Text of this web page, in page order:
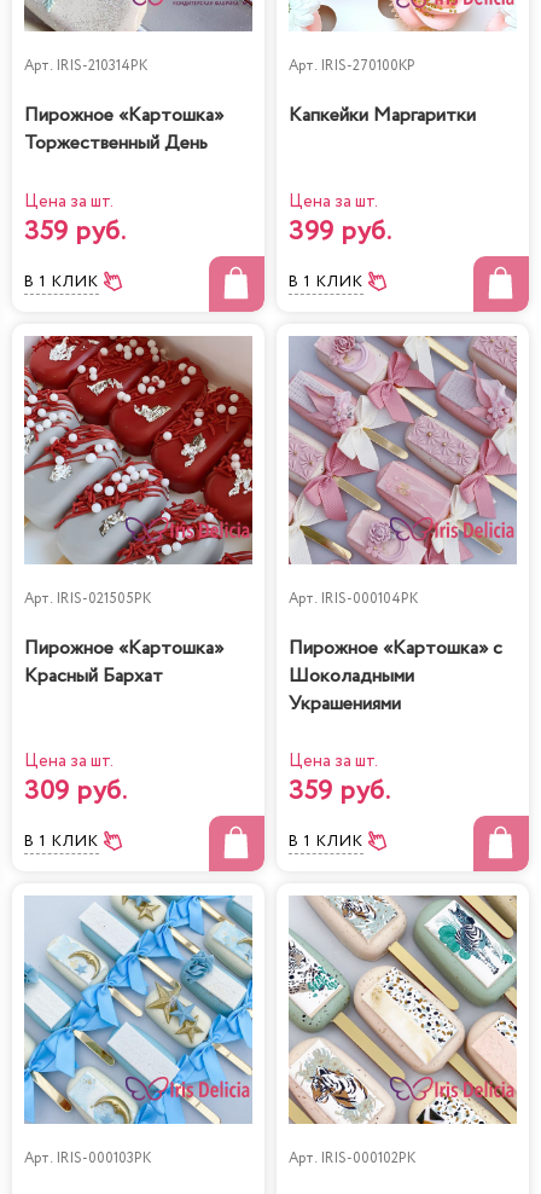
Арт. IRIS-210314PK
Пирожное «Картошка»
Торжественный День
Цена за шт.
359 руб.
В 1 КЛИК
Арт. IRIS-270100KP
Капкейки Маргаритки
Цена за шт.
399 руб.
В 1 КЛИК
Арт. IRIS-021505PK
Пирожное «Картошка»
Красный Бархат
Цена за шт.
309 руб.
В 1 КЛИК
Арт. IRIS-000104PK
Пирожное «Картошка» с
Шоколадными
Украшениями
Цена за шт.
359 руб.
В 1 КЛИК
Арт. IRIS-000103PK Арт. IRIS-000102PK